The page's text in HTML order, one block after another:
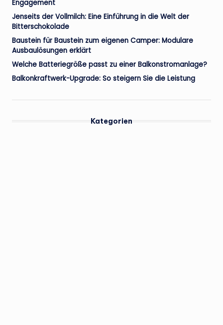
Engagement
Jenseits der Vollmilch: Eine Einführung in die Welt der
Bitterschokolade
Baustein für Baustein zum eigenen Camper: Modulare
Ausbaulösungen erklärt
Welche Batteriegröße passt zu einer Balkonstromanlage?
Balkonkraftwerk-Upgrade: So steigern Sie die Leistung
Kategorien